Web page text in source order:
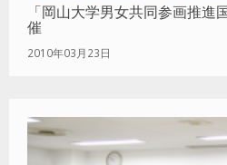
「岡山大学男女共同参画推進
催
2010年03月23日